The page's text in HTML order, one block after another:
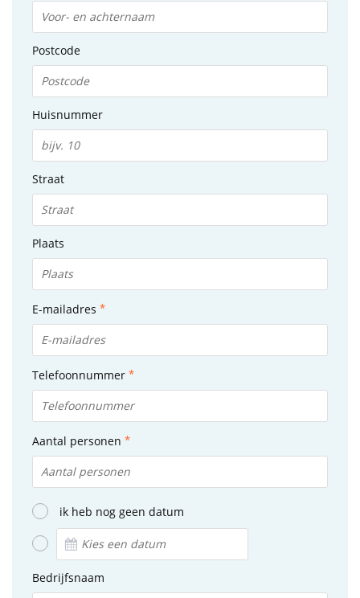
Postcode
Huisnummer
Straat
Plaats
E-mailadres
Telefoonnummer
Aantal personen
ik heb nog geen datum
Bedrijfsnaam